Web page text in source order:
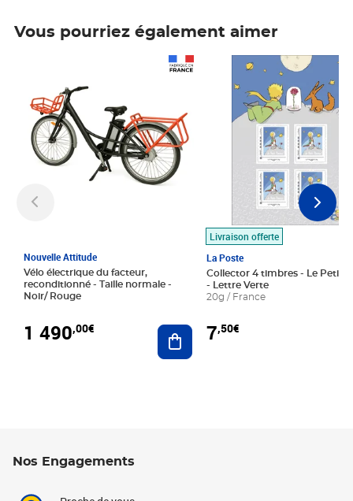
Vous pourriez également aimer
Nouvelle Attitude
Vélo électrique du facteur,
reconditionné - Taille normale -
Noir/ Rouge
1 490,00€ Ajouter au panier
Livraison offerte
La Poste
Collector 4 timbres - Le Petit
- Lettre Verte
20g / France
7,50€
Prix 7,50€
Nos Engagements